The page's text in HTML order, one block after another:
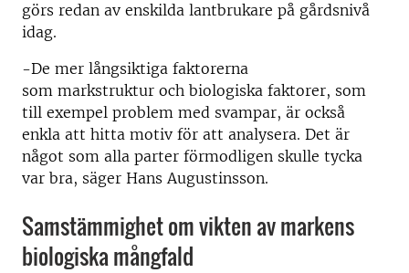
görs redan av enskilda lantbrukare på gårdsnivå
idag.
-De mer långsiktiga faktorerna
som markstruktur och biologiska faktorer, som
till exempel problem med svampar, är också
enkla att hitta motiv för att analysera. Det är
något som alla parter förmodligen skulle tycka
var bra, säger Hans Augustinsson.
Samstämmighet om vikten av markens
biologiska mångfald